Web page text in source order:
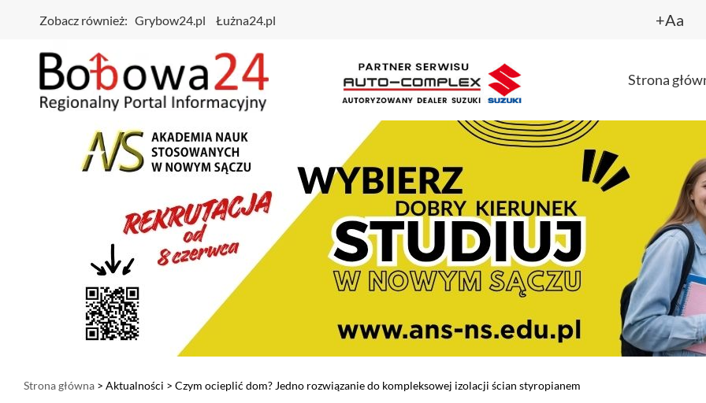
Zobacz również: Grybow24.pl Łużna24.pl +Aa
Strona
Strona główna > Aktualności > Czym ocieplić dom? Jedno rozwiązanie do kompleksowej izolacji ścian styropianem